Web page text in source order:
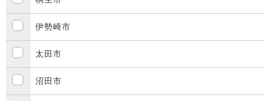
伊勢崎市
太田市
沼田市